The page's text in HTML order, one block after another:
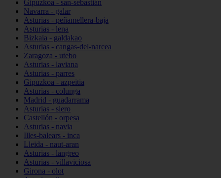
Gipuzkoa - san-sebastián
Navarra - galar
Asturias - peñamellera-baja
Asturias - lena
Bizkaia - galdakao
Asturias - cangas-del-narcea
Zaragoza - utebo
Asturias - laviana
Asturias - parres
Gipuzkoa - azpeitia
Asturias - colunga
Madrid - guadarrama
Asturias - siero
Castellón - orpesa
Asturias - navia
Illes-balears - inca
Lleida - naut-aran
Asturias - langreo
Asturias - villaviciosa
Girona - olot